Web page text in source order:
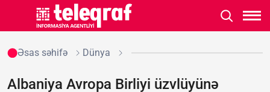
Əsas səhifə Dünya
Albaniya Avropa Birliyi üzvlüyünə